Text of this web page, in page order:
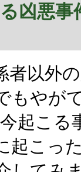
悪事
以外
もやが
起こる
起こっ